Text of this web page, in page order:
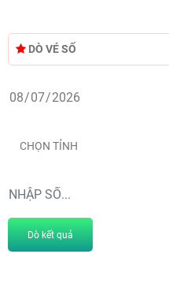
DÒ VÉ SỐ
Dò kết quả